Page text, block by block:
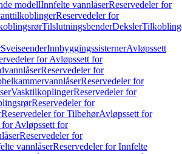
modellInnfelte vannlåserReservedeler for
Reservedeler for
TilslutningsbenderDeksler
SveiseenderInnbyggingssisternerAvløpssett
for Avløpssett for
Reservedeler for
Reservedeler for
VasktilkoplingerReservedeler for
Reservedeler for
Reservedeler for TilbehørAvløpssett for
for Avløpssett for
Reservedeler for
vannlåserReservedeler for Innfelte